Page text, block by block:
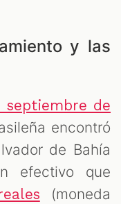
y las
septiembre de
encontró
de Bahía
efectivo que
(moneda